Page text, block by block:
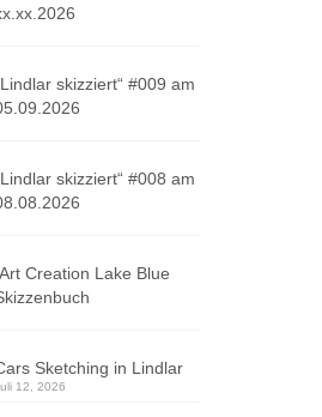
„Lindlar skizziert“ #009 am
„Lindlar skizziert“ #008 am
.Art Creation Lake Blue
Sketching in Lindlar
12, 2026